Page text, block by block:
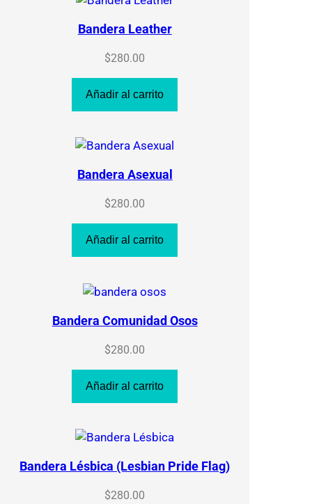
Bandera Leather
$280.00
Añadir al carrito
Bandera Asexual
$280.00
Añadir al carrito
Bandera Comunidad Osos
$280.00
Añadir al carrito
Bandera Lésbica (Lesbian Pride Flag)
$280.00